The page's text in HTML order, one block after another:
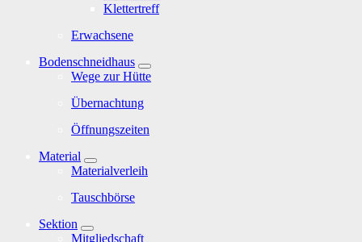
Klettertreff
Erwachsene
Bodenschneidhaus
Wege zur Hütte
Übernachtung
Öffnungszeiten
Material
Materialverleih
Tauschbörse
Sektion
Mitgliedschaft